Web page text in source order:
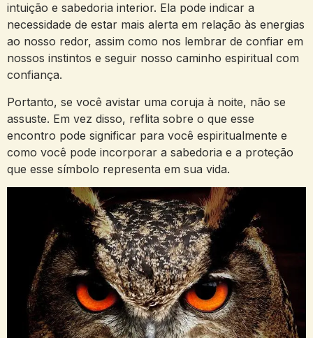
intuição e sabedoria interior. Ela pode indicar a
necessidade de estar mais alerta em relação às energias
ao nosso redor, assim como nos lembrar de confiar em
nossos instintos e seguir nosso caminho espiritual com
confiança.
Portanto, se você avistar uma coruja à noite, não se
assuste. Em vez disso, reflita sobre o que esse
encontro pode significar para você espiritualmente e
como você pode incorporar a sabedoria e a proteção
que esse símbolo representa em sua vida.